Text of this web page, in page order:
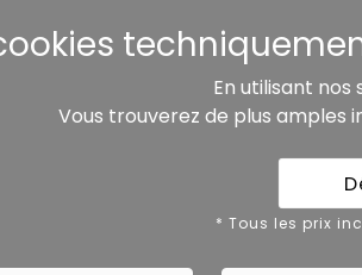
incluent la TVA légale plus les frais de
Mentions
En utilisant nos
Vous trouverez de plus amples
* Tous les prix